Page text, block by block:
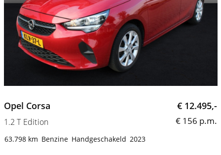
Opel Corsa
1.2 T Edition
€ 12.495,-
€ 156 p.m.
63.798 km Benzine Handgeschakeld 2023